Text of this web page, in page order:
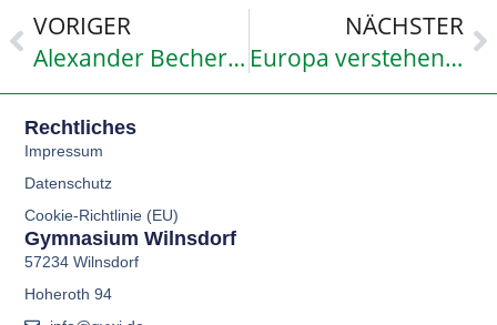
VORIGER
Alexander Becher, Stipendiat
NÄCHSTER
Europa verstehen – EU-Kompaktkurs für die Jahrgangsstufe 12
Rechtliches
Impressum
Datenschutz
Cookie-Richtlinie (EU)
Gymnasium Wilnsdorf
57234 Wilnsdorf
Hoheroth 94